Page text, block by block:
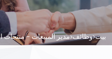
بيت وظائف مدير المبيعات – منتجات